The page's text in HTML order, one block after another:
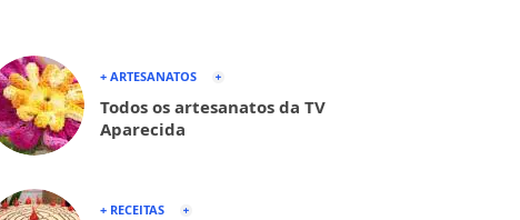
+ ARTESANATOS
Todos os artesanatos da TV
Aparecida
+ RECEITAS